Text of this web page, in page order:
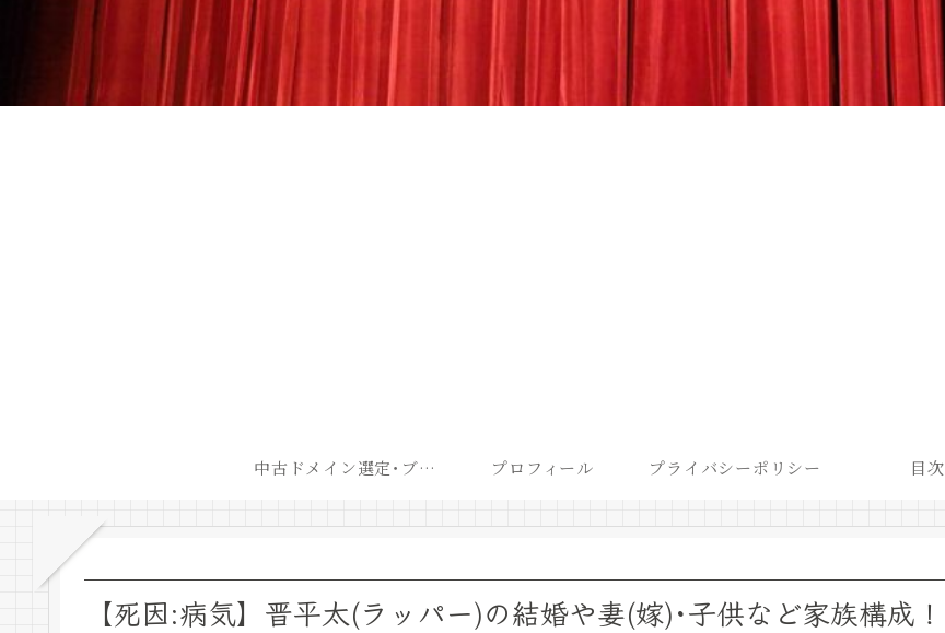
中古ドメイン選定･ブログ開設後最短での収益化戦略 プロフィール プライバシーポリシー 目次
【死因:病気】晋平太(ラッパー)の結婚や妻(嫁)･子供など家族構成！